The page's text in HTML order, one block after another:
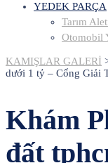
YEDEK PARÇA
Tarım
Otomobil
KAMIŞLAR GALERİ
dưới 1 tỷ – Cổng Giải
Khám
đất